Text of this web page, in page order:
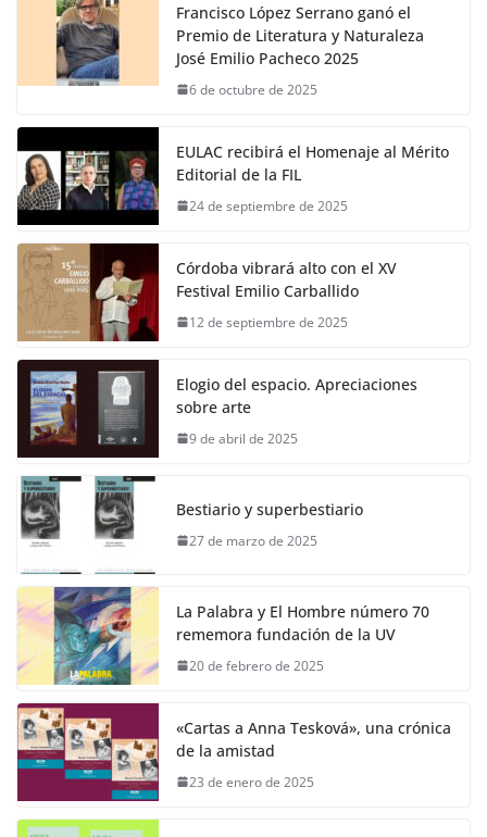
Francisco López Serrano ganó el
Premio de Literatura y Naturaleza
José Emilio Pacheco 2025
6 de octubre de 2025
EULAC recibirá el Homenaje al Mérito
Editorial de la FIL
24 de septiembre de 2025
Córdoba vibrará alto con el XV
Festival Emilio Carballido
12 de septiembre de 2025
Elogio del espacio. Apreciaciones
sobre arte
9 de abril de 2025
Bestiario y superbestiario
27 de marzo de 2025
La Palabra y El Hombre número 70
rememora fundación de la UV
20 de febrero de 2025
«Cartas a Anna Tesková», una crónica
de la amistad
23 de enero de 2025